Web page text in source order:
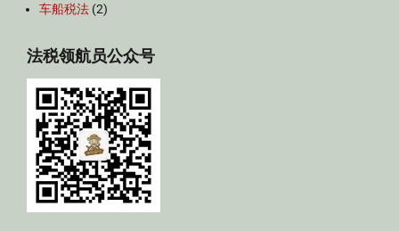
车船税法 (2)
法税领航员公众号